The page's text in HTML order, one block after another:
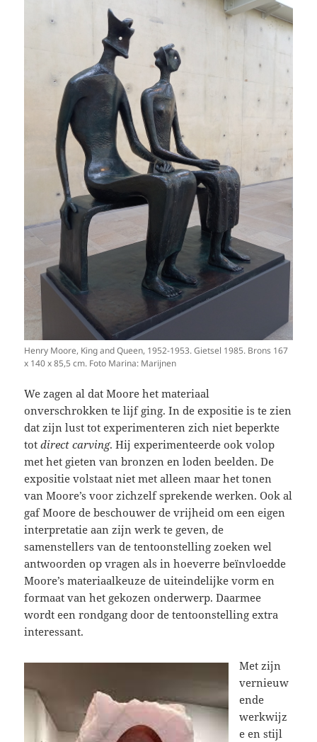
Henry Moore, King and Queen, 1952-1953. Gietsel 1985. Brons 167
x 140 x 85,5 cm. Foto Marina: Marijnen
We zagen al dat Moore het materiaal
onverschrokken te lijf ging. In de expositie is te zien
dat zijn lust tot experimenteren zich niet beperkte
totdirect carving. Hij experimenteerde ook volop
met het gieten van bronzen en loden beelden. De
expositie volstaat niet met alleen maar het tonen
van Moore’s voor zichzelf sprekende werken. Ook al
gaf Moore de beschouwer de vrijheid om een eigen
interpretatie aan zijn werk te geven, de
samenstellers van de tentoonstelling zoeken wel
antwoorden op vragen als in hoeverre beïnvloedde
Moore’s materiaalkeuze de uiteindelijke vorm en
formaat van het gekozen onderwerp. Daarmee
wordt een rondgang door de tentoonstelling extra
interessant.
Met zijn
vernieuw
ende
werkwijz
e en stijl